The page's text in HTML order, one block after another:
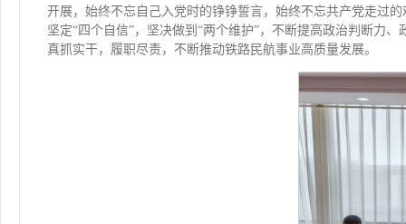
开展，始终不忘自己入党时的铮铮誓言，始终不忘共产党走过
坚定“四个自信”，坚决做到“两个维护”，不断提高政治判断力
真抓实干，履职尽责，不断推动铁路民航事业高质量发展。